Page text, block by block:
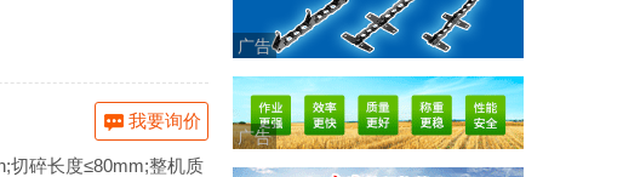
切碎长度≤80mm;整机质
我要询价
广告
广告